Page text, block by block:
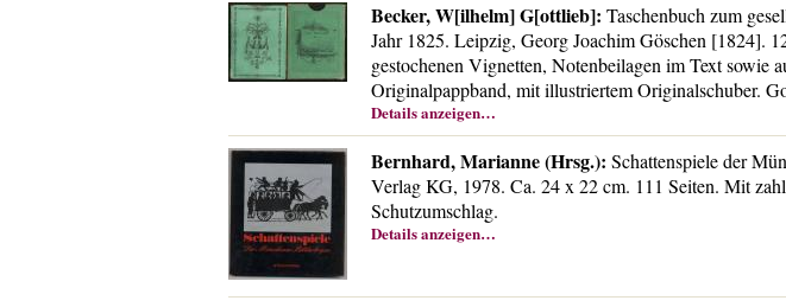
Becker, W[ilhelm] G[ottlieb]: Taschenbuch zum
Jahr 1825. Leipzig, Georg Joachim Göschen [1824].
gestochenen Vignetten, Notenbeilagen im Text sowie
Originalpappband, mit illustriertem Originalschuber.
Details anzeigen…
Bernhard, Marianne (Hrsg.): Schattenspiele der
Verlag KG, 1978. Ca. 24 x 22 cm. 111 Seiten. Mit
Schutzumschlag.
Details anzeigen…